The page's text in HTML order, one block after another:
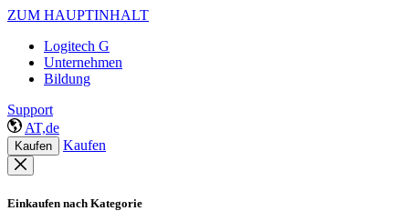
ZUM HAUPTINHALT
Logitech G
Unternehmen
Bildung
Support
AT,de
Kaufen Kaufen
Einkaufen nach Kategorie